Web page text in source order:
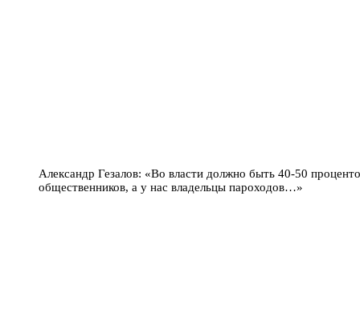
Александр Гезалов: «Во власти должно быть 40-50
общественников, а у нас владельцы пароходов…»